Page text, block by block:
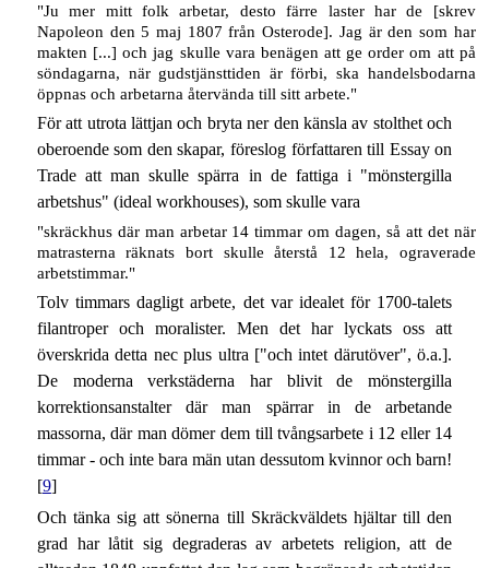
"Ju mer mitt folk arbetar, desto färre laster har de [skrev
Napoleon den 5 maj 1807 från Osterode]. Jag är den som har
makten [...] och jag skulle vara benägen att ge order om att på
söndagarna, när gudstjänsttiden är förbi, ska handelsbodarna
öppnas och arbetarna återvända till sitt arbete."
För att utrota lättjan och bryta ner den känsla av stolthet och
oberoende som den skapar, föreslog författaren till Essay on
Trade att man skulle spärra in de fattiga i "mönstergilla
arbetshus" (ideal workhouses), som skulle vara
"skräckhus där man arbetar 14 timmar om dagen, så att det när
matrasterna räknats bort skulle återstå 12 hela, ograverade
arbetstimmar."
Tolv timmars dagligt arbete, det var idealet för 1700-talets
filantroper och moralister. Men det har lyckats oss att
överskrida detta nec plus ultra ["och intet därutöver", ö.a.].
De moderna verkstäderna har blivit de mönstergilla
korrektionsanstalter där man spärrar in de arbetande
massorna, där man dömer dem till tvångsarbete i 12 eller 14
timmar - och inte bara män utan dessutom kvinnor och barn!
[9]
Och tänka sig att sönerna till Skräckväldets hjältar till den
grad har låtit sig degraderas av arbetets religion, att de